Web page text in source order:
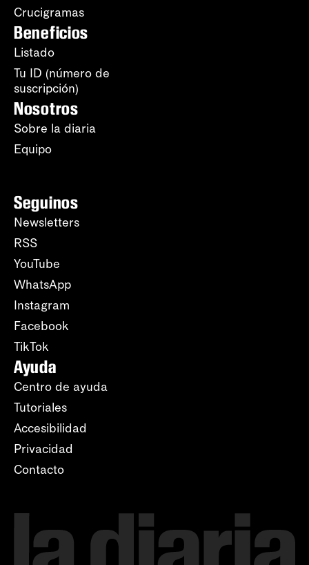
Crucigramas
Beneficios
Listado
Tu ID (número de
suscripción)
Nosotros
Sobre la diaria
Equipo
Seguinos
Newsletters
RSS
YouTube
WhatsApp
Instagram
Facebook
TikTok
Ayuda
Centro de ayuda
Tutoriales
Accesibilidad
Privacidad
Contacto